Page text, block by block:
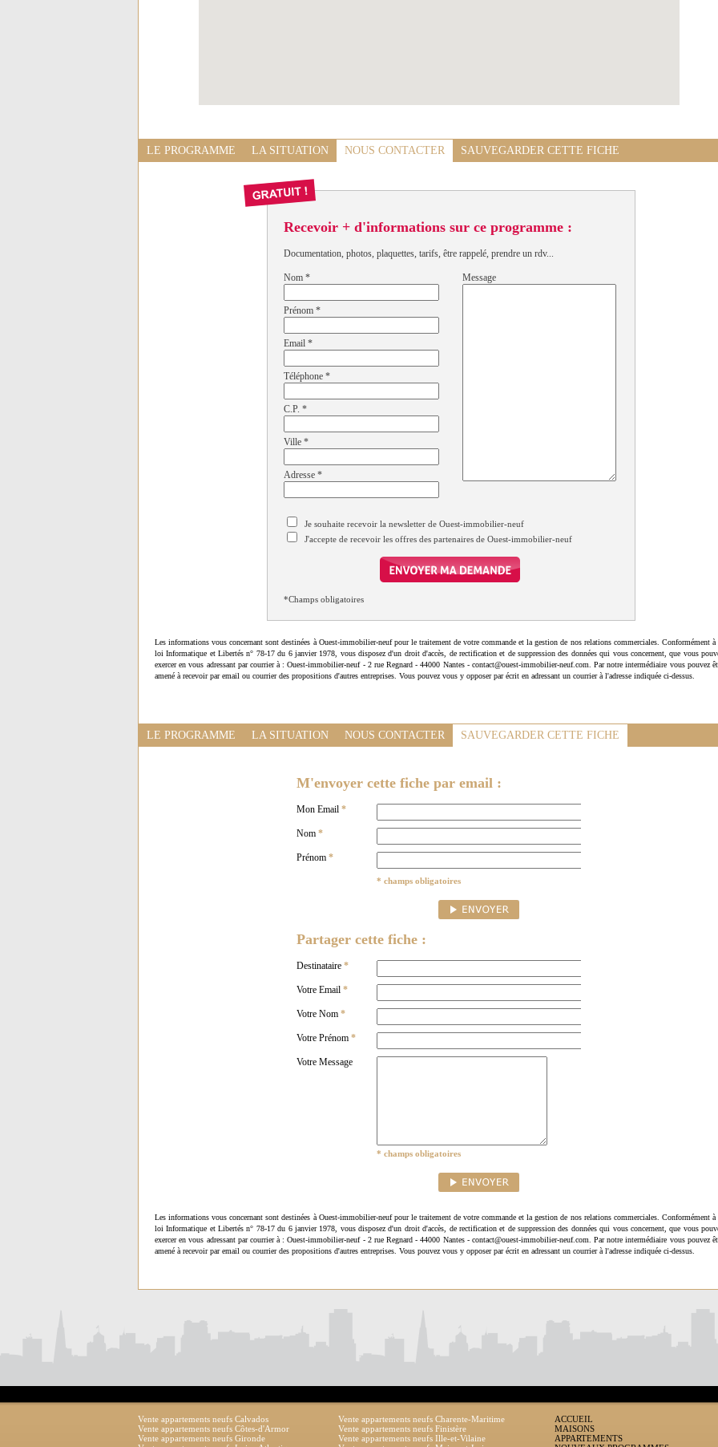
LE PROGRAMME LA SITUATION NOUS CONTACTER SAUVEGARDER CETTE FICHE
Recevoir + d'informations sur ce programme :
Documentation, photos, plaquettes, tarifs, être rappelé, prendre un rdv...
Nom *
Prénom *
Email *
Téléphone *
C.P. *
Ville *
Adresse *
Message
Je souhaite recevoir la newsletter de Ouest-immobilier-neuf
J'accepte de recevoir les offres des partenaires de Ouest-immobilier-neuf
*Champs obligatoires
Les informations vous concernant sont destinées à Ouest-immobilier-neuf pour le traitement de votre commande et la gestion de nos relations commerciales. Conformément à
loi Informatique et Libertés n° 78-17 du 6 janvier 1978, vous disposez d'un droit d'accès, de rectification et de suppression des données qui vous concernent, que vous
exercer en vous adressant par courrier à : Ouest-immobilier-neuf - 2 rue Regnard - 44000 Nantes - contact@ouest-immobilier-neuf.com. Par notre intermédiaire vous pouvez
amené à recevoir par email ou courrier des propositions d'autres entreprises. Vous pouvez vous y opposer par écrit en adressant un courrier à l'adresse indiquée ci-dessus.
LE PROGRAMME LA SITUATION NOUS CONTACTER SAUVEGARDER CETTE FICHE
M'envoyer cette fiche par email :
Mon Email *
Nom *
Prénom *
* champs obligatoires
Partager cette fiche :
Destinataire *
Votre Email *
Votre Nom *
Votre Prénom *
Votre Message
* champs obligatoires
Les informations vous concernant sont destinées à Ouest-immobilier-neuf pour le traitement de votre commande et la gestion de nos relations commerciales. Conformément à
loi Informatique et Libertés n° 78-17 du 6 janvier 1978, vous disposez d'un droit d'accès, de rectification et de suppression des données qui vous concernent, que vous
exercer en vous adressant par courrier à : Ouest-immobilier-neuf - 2 rue Regnard - 44000 Nantes - contact@ouest-immobilier-neuf.com. Par notre intermédiaire vous pouvez
amené à recevoir par email ou courrier des propositions d'autres entreprises. Vous pouvez vous y opposer par écrit en adressant un courrier à l'adresse indiquée ci-dessus.
Vente appartements neufs Calvados
Vente appartements neufs Charente-Maritime
Vente appartements neufs Côtes-d'Armor
Vente appartements neufs Finistère
Vente appartements neufs Gironde
Vente appartements neufs Ille-et-Vilaine
ACCUEIL
MAISONS
APPARTEMENTS